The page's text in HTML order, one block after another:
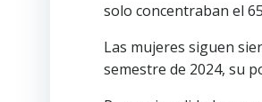
solo concentraban el
Las mujeres siguen
semestre de 2024, su